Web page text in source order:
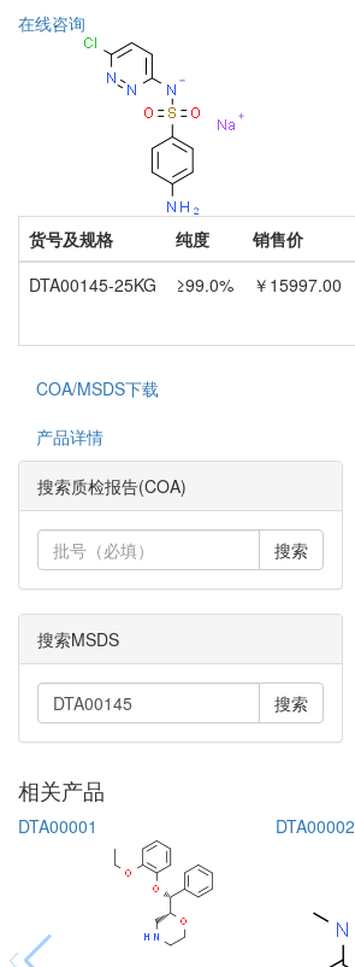
在线咨询
货号及规格 纯度 销售价
DTA00145-25KG
≥99.0% ￥15997.00
COA/MSDS下载
产品详情
搜索质检报告(COA)
搜索
搜索MSDS
搜索
相关产品
DTA00001 DTA00002